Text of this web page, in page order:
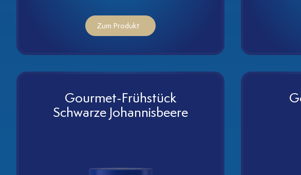
Zum Produkt
Gourmet-Frühstück
Schwarze Johannisbeere